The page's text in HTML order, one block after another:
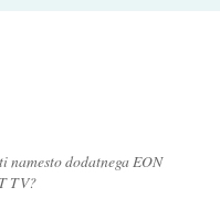
namesto dodatnega EON
TV?